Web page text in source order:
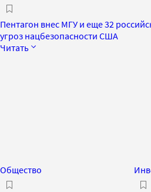
Пентагон внес МГУ и еще 32
угроз нацбезопасности США
Читать
Общество